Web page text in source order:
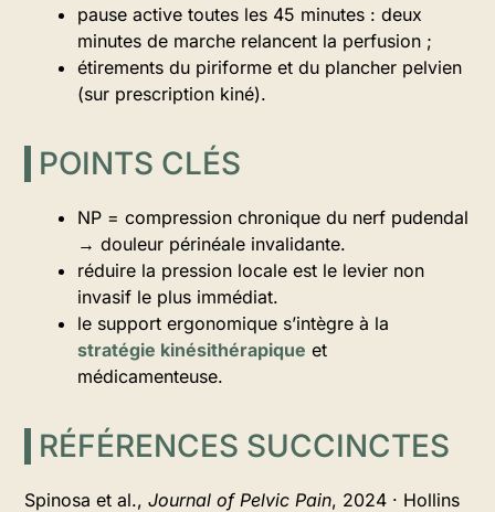
pause active toutes les 45 minutes : deux
minutes de marche relancent la perfusion ;
étirements du piriforme et du plancher pelvien
(sur prescription kiné).
POINTS CLÉS
NP = compression chronique du nerf pudendal
→ douleur périnéale invalidante.
réduire la pression locale est le levier non
invasif le plus immédiat.
le support ergonomique s’intègre à la
stratégie kinésithérapique et
médicamenteuse.
RÉFÉRENCES SUCCINCTES
Spinosa et al., Journal of Pelvic Pain, 2024 · Hollins